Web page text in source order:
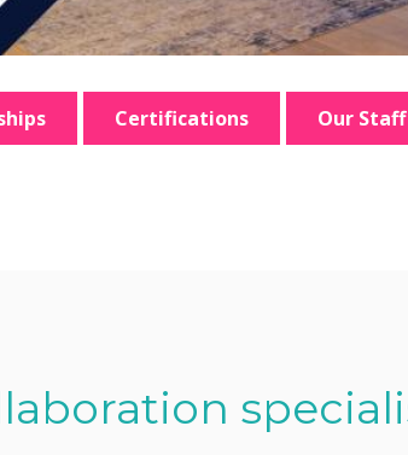
Certifications
Our Staff